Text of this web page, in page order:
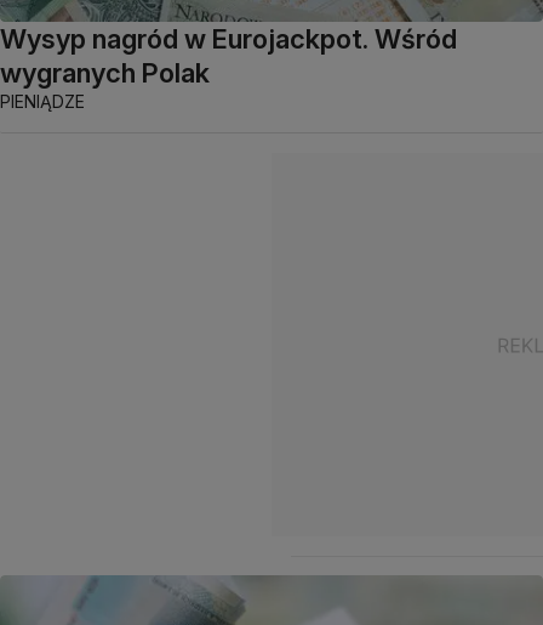
Wysyp nagród w Eurojackpot. Wśród
wygranych Polak
PIENIĄDZE